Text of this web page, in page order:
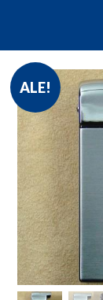
ALE!